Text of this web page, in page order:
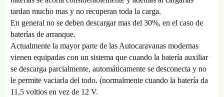
tardan mucho mas y no recuperan toda la carga.
En general no se deben descargar mas del 30%, en el caso de
baterías de arranque.
Actualmente la mayor parte de las Autocaravanas modernas
vienen equipadas con un sistema que cuando la batería auxiliar
se descarga parcialmente, automáticamente se desconecta y no
le permite vaciarla del todo. (normalmente cuando la batería da
11,5 voltios en vez de 12 V.